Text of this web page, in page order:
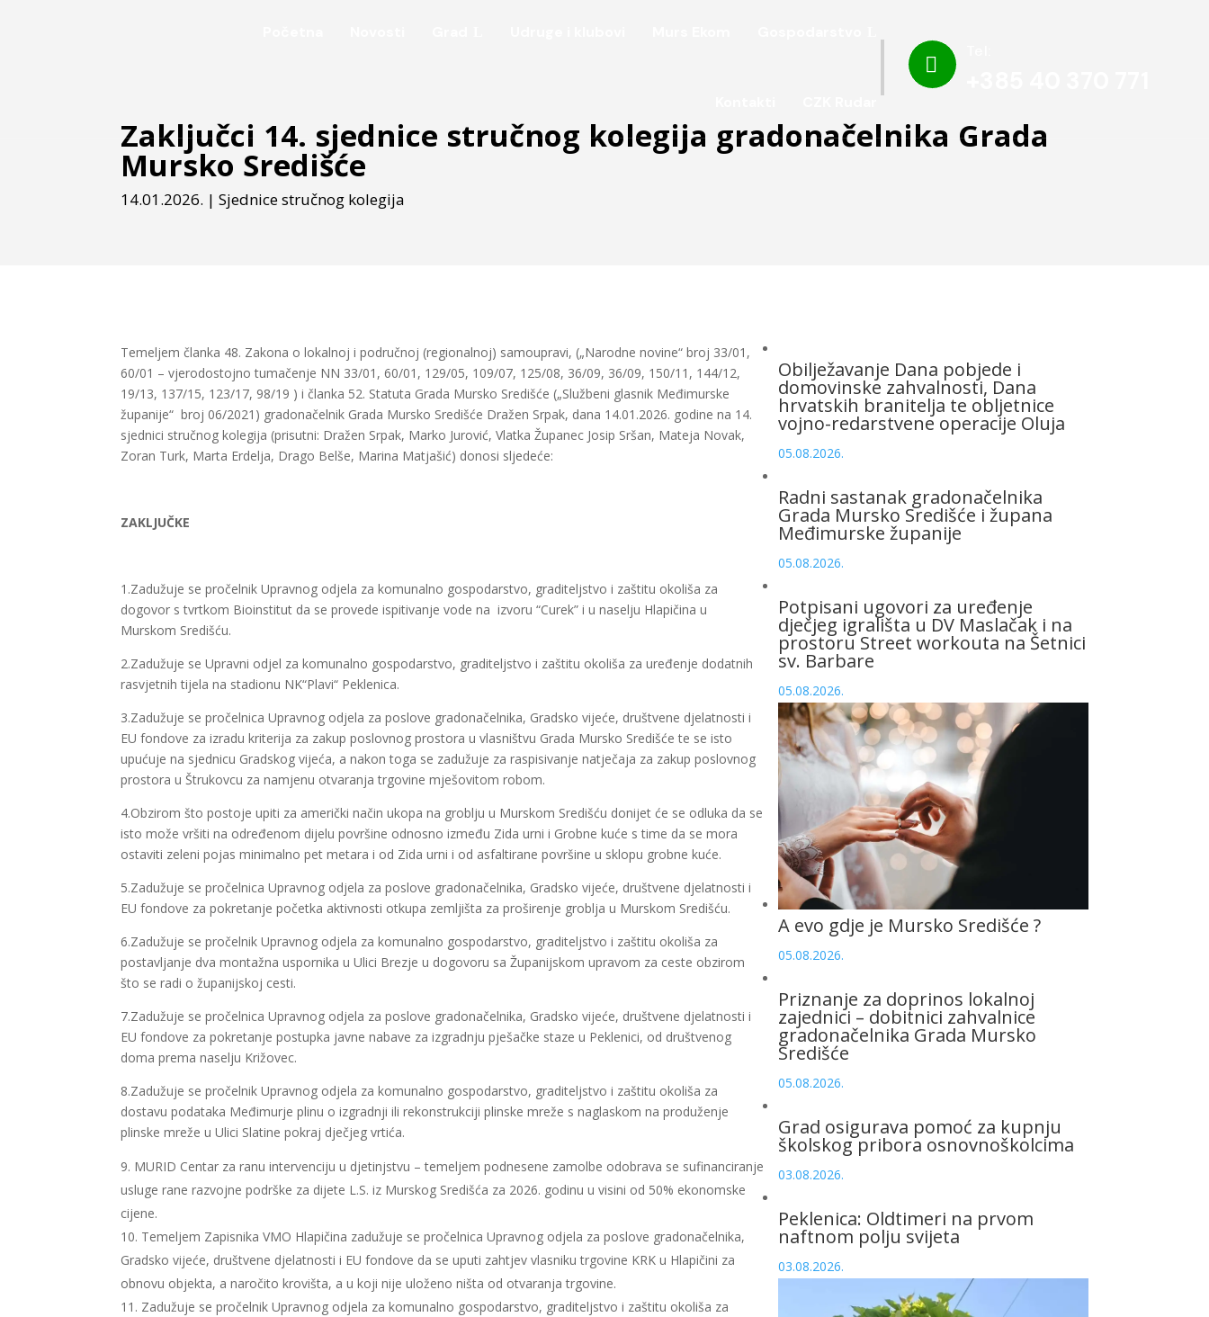

Zaključci 14. sjednice stručnog kolegija gradonačelnika Grada
Mursko Središće
14.01.2026. |Sjednice stručnog kolegija
Temeljem članka 48. Zakona o lokalnoj i područnoj (regionalnoj) samoupravi, („Narodne novine“ broj 33/01,
60/01 – vjerodostojno tumačenje NN 33/01, 60/01, 129/05, 109/07, 125/08, 36/09, 36/09, 150/11, 144/12,
19/13, 137/15, 123/17, 98/19 ) i članka 52. Statuta Grada Mursko Središće („Službeni glasnik Međimurske
županije“ broj 06/2021) gradonačelnik Grada Mursko Središće Dražen Srpak, dana 14.01.2026. godine na 14.
sjednici stručnog kolegija (prisutni: Dražen Srpak, Marko Jurović, Vlatka Županec Josip Sršan, Mateja Novak,
Zoran Turk, Marta Erdelja, Drago Belše, Marina Matjašić) donosi sljedeće:
ZAKLJUČKE
1.Zadužuje se pročelnik Upravnog odjela za komunalno gospodarstvo, graditeljstvo i zaštitu okoliša za
dogovor s tvrtkom Bioinstitut da se provede ispitivanje vode na izvoru “Curek” i u naselju Hlapičina u
Murskom Središću.
2.Zadužuje se Upravni odjel za komunalno gospodarstvo, graditeljstvo i zaštitu okoliša za uređenje dodatnih
rasvjetnih tijela na stadionu NK“Plavi“ Peklenica.
3.Zadužuje se pročelnica Upravnog odjela za poslove gradonačelnika, Gradsko vijeće, društvene djelatnosti i
EU fondove za izradu kriterija za zakup poslovnog prostora u vlasništvu Grada Mursko Središće te se isto
upućuje na sjednicu Gradskog vijeća, a nakon toga se zadužuje za raspisivanje natječaja za zakup poslovnog
prostora u Štrukovcu za namjenu otvaranja trgovine mješovitom robom.
4.Obzirom što postoje upiti za američki način ukopa na groblju u Murskom Središću donijet će se odluka da se
isto može vršiti na određenom dijelu površine odnosno između Zida urni i Grobne kuće s time da se mora
ostaviti zeleni pojas minimalno pet metara i od Zida urni i od asfaltirane površine u sklopu grobne kuće.
5.Zadužuje se pročelnica Upravnog odjela za poslove gradonačelnika, Gradsko vijeće, društvene djelatnosti i
EU fondove za pokretanje početka aktivnosti otkupa zemljišta za proširenje groblja u Murskom Središću.
6.Zadužuje se pročelnik Upravnog odjela za komunalno gospodarstvo, graditeljstvo i zaštitu okoliša za
postavljanje dva montažna uspornika u Ulici Brezje u dogovoru sa Županijskom upravom za ceste obzirom
što se radi o županijskoj cesti.
7.Zadužuje se pročelnica Upravnog odjela za poslove gradonačelnika, Gradsko vijeće, društvene djelatnosti i
EU fondove za pokretanje postupka javne nabave za izgradnju pješačke staze u Peklenici, od društvenog
doma prema naselju Križovec.
8.Zadužuje se pročelnik Upravnog odjela za komunalno gospodarstvo, graditeljstvo i zaštitu okoliša za
dostavu podataka Međimurje plinu o izgradnji ili rekonstrukciji plinske mreže s naglaskom na produženje
plinske mreže u Ulici Slatine pokraj dječjeg vrtića.
MURID Centar za ranu intervenciju u djetinjstvu – temeljem podnesene zamolbe odobrava se sufinanciranje
usluge rane razvojne podrške za dijete L.S. iz Murskog Središća za 2026. godinu u visini od 50% ekonomske
cijene.
Temeljem Zapisnika VMO Hlapičina zadužuje se pročelnica Upravnog odjela za poslove gradonačelnika,
Gradsko vijeće, društvene djelatnosti i EU fondove da se uputi zahtjev vlasniku trgovine KRK u Hlapičini za
obnovu objekta, a naročito krovišta, a u koji nije uloženo ništa od otvaranja trgovine.
Zadužuje se pročelnik Upravnog odjela za komunalno gospodarstvo, graditeljstvo i zaštitu okoliša za
Obilježavanje Dana pobjede i
domovinske zahvalnosti, Dana
hrvatskih branitelja te obljetnice
vojno-redarstvene operacije Oluja
05.08.2026.
Radni sastanak gradonačelnika
Grada Mursko Središće i župana
Međimurske županije
05.08.2026.
Potpisani ugovori za uređenje
dječjeg igrališta u DV Maslačak i na
prostoru Street workouta na Šetnici
sv. Barbare
05.08.2026.
A evo gdje je Mursko Središće ?
05.08.2026.
Priznanje za doprinos lokalnoj
zajednici – dobitnici zahvalnice
gradonačelnika Grada Mursko
Središće
05.08.2026.
Grad osigurava pomoć za kupnju
školskog pribora osnovnoškolcima
03.08.2026.
Peklenica: Oldtimeri na prvom
naftnom polju svijeta
03.08.2026.